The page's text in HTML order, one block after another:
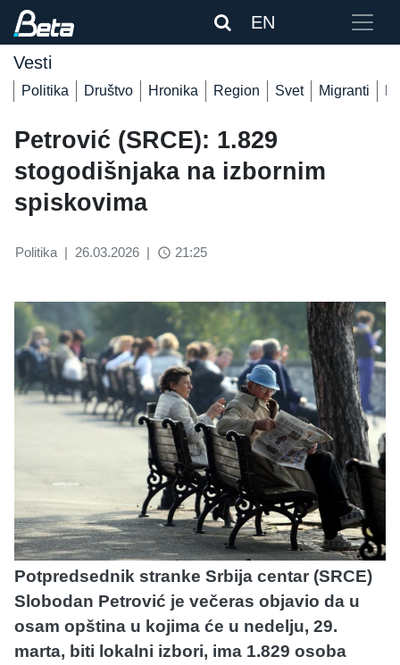
EN
Vesti
Politika Društvo Hronika Region Svet Migranti
Petrović (SRCE): 1.829
stogodišnjaka na izbornim
spiskovima
Politika | 26.03.2026 | access_time 21:25
Potpredsednik stranke Srbija centar (SRCE)
Slobodan Petrović je večeras objavio da u
osam opština u kojima će u nedelju, 29.
marta, biti lokalni izbori, ima 1.829 osoba